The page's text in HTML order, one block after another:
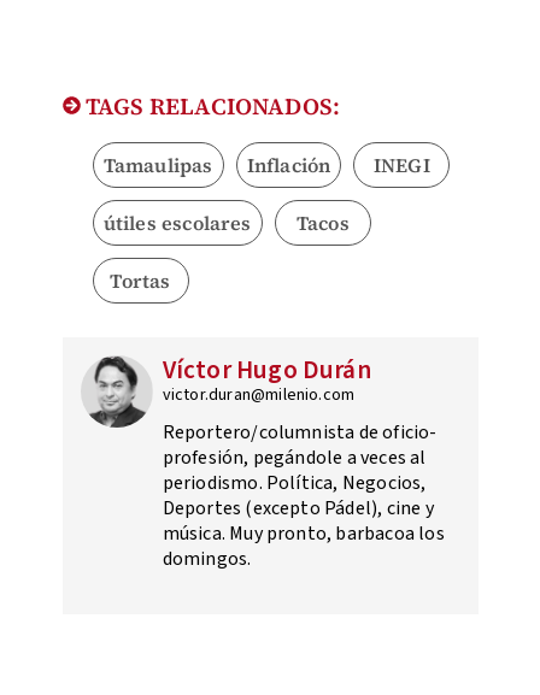
TAGS RELACIONADOS:
Tamaulipas Inflación INEGI
útiles escolares Tacos
Tortas
Víctor Hugo Durán
victor.duran@milenio.com
Reportero/columnista de oficio-
profesión, pegándole a veces al
periodismo. Política, Negocios,
Deportes (excepto Pádel), cine y
música. Muy pronto, barbacoa los
domingos.